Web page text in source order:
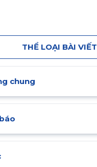
THỂ LOẠI BÀI VIẾT
chung